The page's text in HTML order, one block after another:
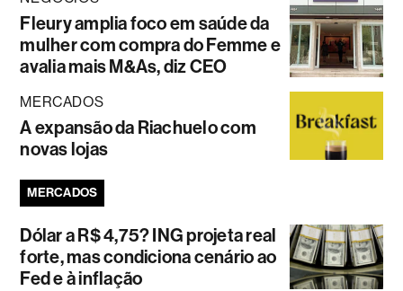
Fleury amplia foco em saúde da
mulher com compra do Femme e
avalia mais M&As, diz CEO
MERCADOS
A expansão da Riachuelo com
novas lojas
MERCADOS
Dólar a R$ 4,75? ING projeta real
forte, mas condiciona cenário ao
Fed e à inflação